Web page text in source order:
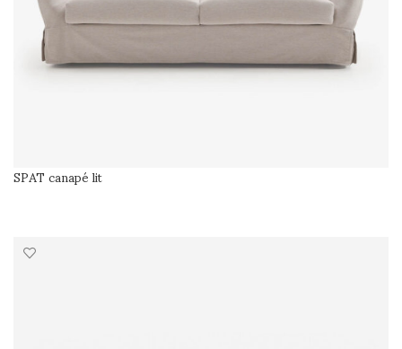
SPAT canapé lit